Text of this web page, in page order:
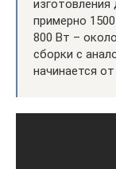
изготовления
примерно
800 Вт –
сборки с
начинается